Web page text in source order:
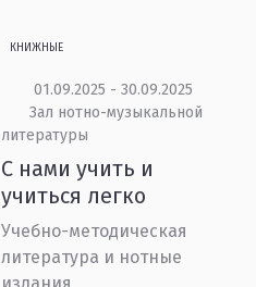
КНИЖНЫЕ
01.09.2025 - 30.09.2025
Зал нотно-музыкальной
литературы
С нами учить и
учиться легко
Учебно-методическая
литература и нотные